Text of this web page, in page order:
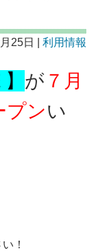
25日 | 利用情報
が ７月
プンい
！